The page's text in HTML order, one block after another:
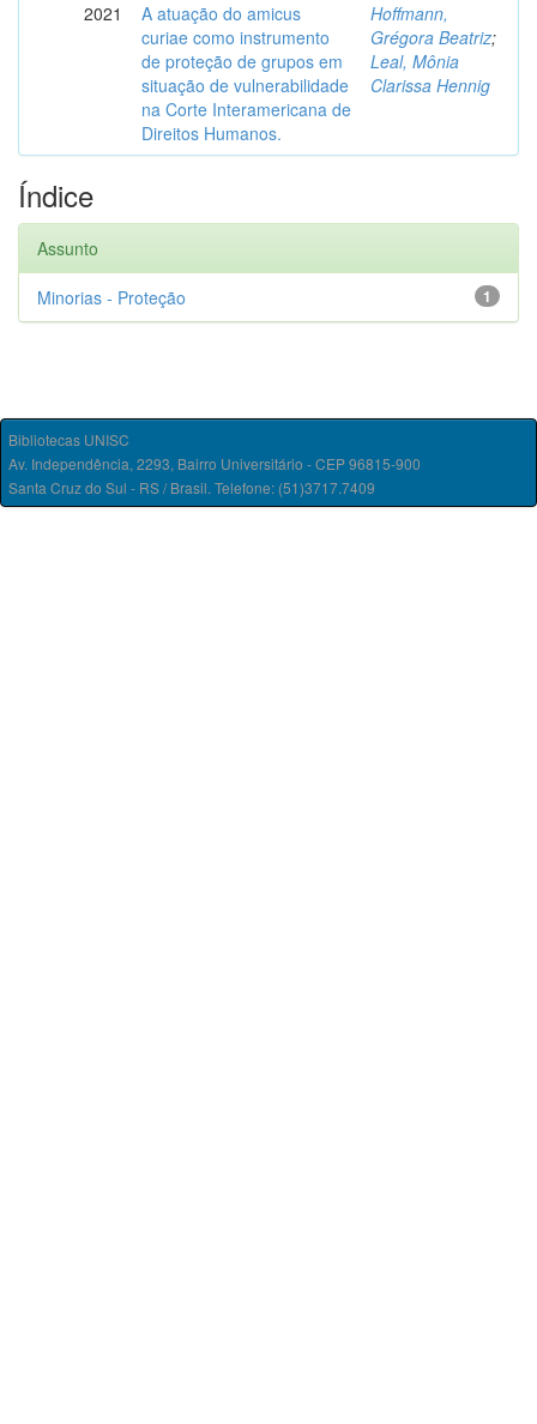
2021
A atuação do amicus
curiae como instrumento
de proteção de grupos em
situação de vulnerabilidade
na Corte Interamericana de
Direitos Humanos.
Hoffmann,
Grégora Beatriz;
Leal, Mônia
Clarissa Hennig
Índice
Assunto
1
Minorias - Proteção
Bibliotecas UNISC
Av. Independência, 2293, Bairro Universitário - CEP 96815-900
Santa Cruz do Sul - RS / Brasil. Telefone: (51)3717.7409